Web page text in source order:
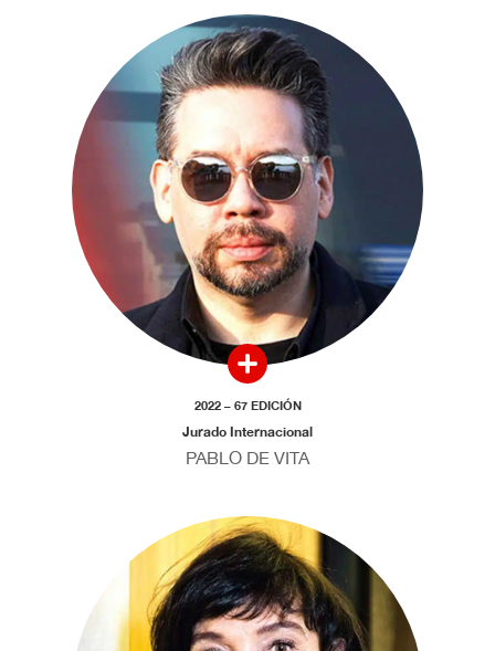
2022 – 67 EDICIÓN
Jurado Internacional
PABLO DE VITA